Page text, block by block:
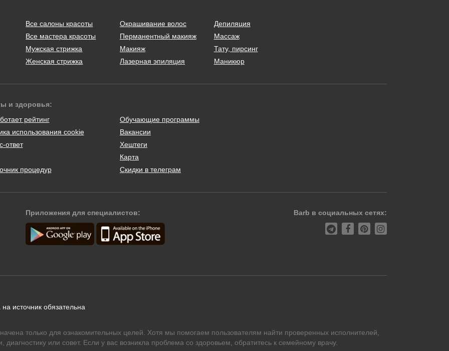
Все салоны красоты
Все мастера красоты
Мужская стрижка
Женская стрижка
Окрашивание волос
Перманентный макияж
Макияж
Лазерная эпиляция
Депиляция
Массаж
Тату, пирсинг
Маникюр
и здоровья:
рейтинг
использования cookie
ответ
процедур
Обучающие программы
Вакансии
Хештеги
Карта
Скидки в телеграм
Приложения для специалистов: Barb в социальных сетях:
источник обязательна
только для ознакомительных целей. Хотя мы помогаем пользователям найти проверенных исполнителей,
или совет. Если у вас возникла проблема со здоровьем, обратитесь к семейному врачу.